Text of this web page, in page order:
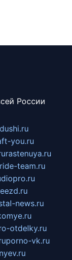
России
you.ru
rastenuya.ru
team.ru
news.ru
otdelky.ru
porno-vk.ru